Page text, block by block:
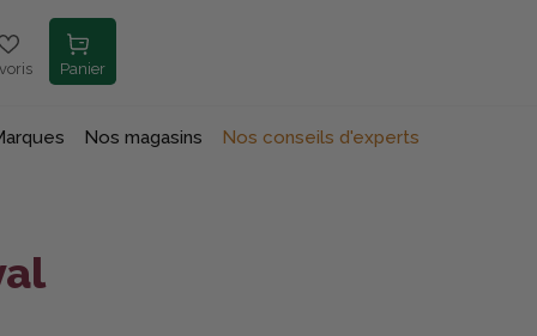
Panier
Nos magasins Nos conseils d'experts